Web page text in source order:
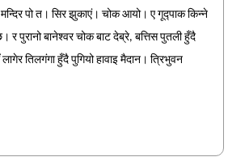
मन्दिर पो त। सिर झुकाएं। चोक आयो। ए गूद्पाक किन्ने
र पुरानो बानेश्वर चोक बाट देब्रे, बत्तिस पुतली हुँदै
तिलगंगा हुँदै पुगियो हावाइ मैदान। त्रिभुवन